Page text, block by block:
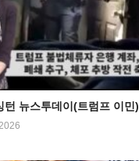
뉴스투데이(트럼프 이민)